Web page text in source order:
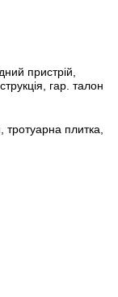
пристрій,
гар. талон
тротуарна плитка,